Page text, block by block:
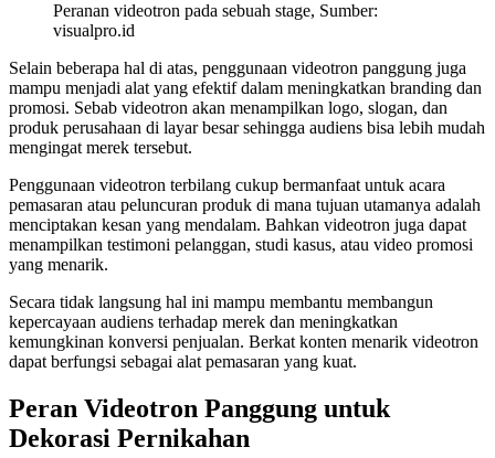
Peranan videotron pada sebuah stage, Sumber:
visualpro.id
Selain beberapa hal di atas, penggunaan videotron panggung juga
mampu menjadi alat yang efektif dalam meningkatkan branding dan
promosi. Sebab videotron akan menampilkan logo, slogan, dan
produk perusahaan di layar besar sehingga audiens bisa lebih mudah
mengingat merek tersebut.
Penggunaan videotron terbilang cukup bermanfaat untuk acara
pemasaran atau peluncuran produk di mana tujuan utamanya adalah
menciptakan kesan yang mendalam. Bahkan videotron juga dapat
menampilkan testimoni pelanggan, studi kasus, atau video promosi
yang menarik.
Secara tidak langsung hal ini mampu membantu membangun
kepercayaan audiens terhadap merek dan meningkatkan
kemungkinan konversi penjualan. Berkat konten menarik videotron
dapat berfungsi sebagai alat pemasaran yang kuat.
Peran Videotron Panggung untuk
Dekorasi Pernikahan